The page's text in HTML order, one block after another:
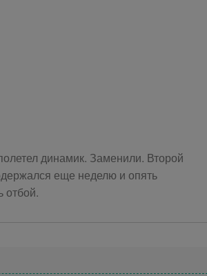
динамик. Заменили. Второй
еще неделю и опять
отбой.